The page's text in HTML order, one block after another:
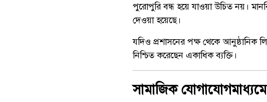
পুরোপুরি বন্ধ হয়ে যাওয়া উচিত নয়।
দেওয়া হয়েছে।
যদিও প্রশাসনের পক্ষ থেকে আনুষ্ঠানিক
নিশ্চিত করেছেন একাধিক ব্যক্তি।
সামাজিক